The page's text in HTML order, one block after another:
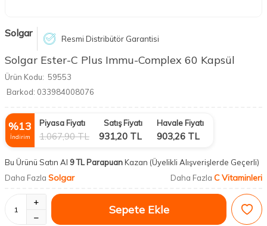
Solgar Resmi Distribütör Garantisi
Solgar Ester-C Plus Immu-Complex 60 Kapsül
Ürün Kodu: 59553
Barkod: 033984008076
%13
İndirim
Piyasa Fiyatı
1.067,90TL
Satış Fiyatı
931,20 TL
Havale Fiyatı
903,26 TL
Bu Ürünü Satın Al 9 TL ParapuanKazan (Üyelikli Alışverişlerde Geçerli)
Daha Fazla Solgar Daha Fazla C Vitaminleri
Sepete Ekle